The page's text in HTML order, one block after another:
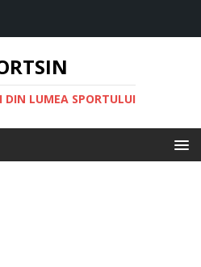
DIN LUMEA SPORTULUI